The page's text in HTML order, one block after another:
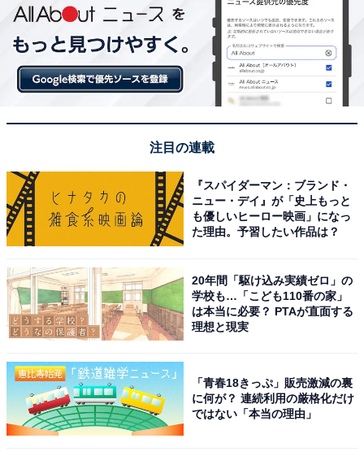
「モバイルクリーニングツール」のブラシ部分
ピッカーの下にあるのがブラシ。柔らかいブラシで細か
い部分のホコリをとるのに便利に使えます。
注目の連載
『スパイダーマン：ブランド・
ニュー・デイ』が「史上もっと
も優しいヒーロー映画」になっ
た理由。予習したい作品は？
20年間「駆け込み実績ゼロ」の
学校も…「こども110番の家」
は本当に必要？ PTAが直面する
理想と現実
「青春18きっぷ」販売激減の裏
に何が？ 連続利用の厳格化だけ
ではない「本当の理由」